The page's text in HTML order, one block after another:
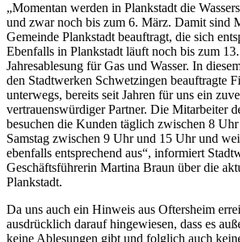
„Momentan werden in Plankstadt die
und zwar noch bis zum 6. März. Damit sind
Gemeinde Plankstadt beauftragt, die sich
Ebenfalls in Plankstadt läuft noch bis zum
Jahresablesung für Gas und Wasser. In
den Stadtwerken Schwetzingen beauftragte
unterwegs, bereits seit Jahren für uns ein
vertrauenswürdiger Partner. Die Mitarbeiter
besuchen die Kunden täglich zwischen 8
Samstag zwischen 9 Uhr und 15 Uhr und
ebenfalls entsprechend aus“, informiert
Geschäftsführerin Martina Braun über die
Plankstadt.
Da uns auch ein Hinweis aus Oftersheim
ausdrücklich darauf hingewiesen, dass es
keine Ablesungen gibt und folglich auch